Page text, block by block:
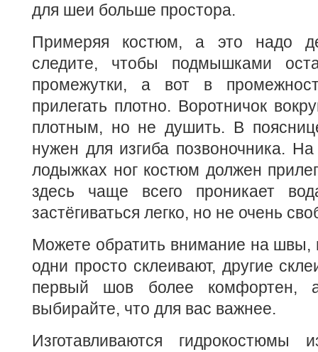
для шеи больше простора.
Примеряя костюм, а это надо
следите, чтобы подмышками
промежутки, а вот в
прилегать плотно. Воротничок
плотным, но не душить. В
нужен для изгиба позвоночника.
лодыжках ног костюм должен
здесь чаще всего проникает
застёгиваться легко, но не очень
Можете обратить внимание на швы,
одни просто склеивают, другие
первый шов более комфортен,
выбирайте, что для вас важнее.
Изготавливаются гидрокостюмы